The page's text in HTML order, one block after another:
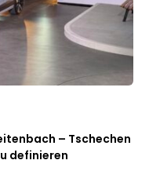
– Tschechen
definieren